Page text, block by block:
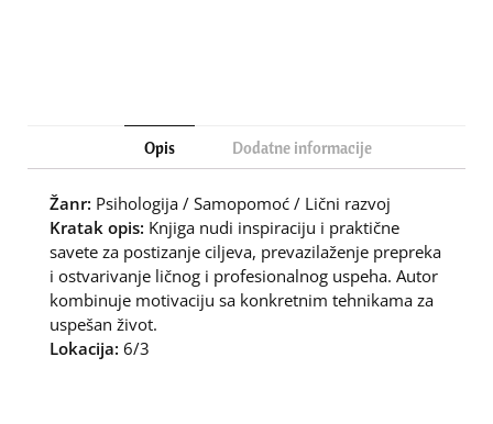
Opis Dodatne informacije
Žanr: Psihologija / Samopomoć / Lični razvoj
Kratak opis: Knjiga nudi inspiraciju i praktične
savete za postizanje ciljeva, prevazilaženje prepreka
i ostvarivanje ličnog i profesionalnog uspeha. Autor
kombinuje motivaciju sa konkretnim tehnikama za
uspešan život.
Lokacija: 6/3